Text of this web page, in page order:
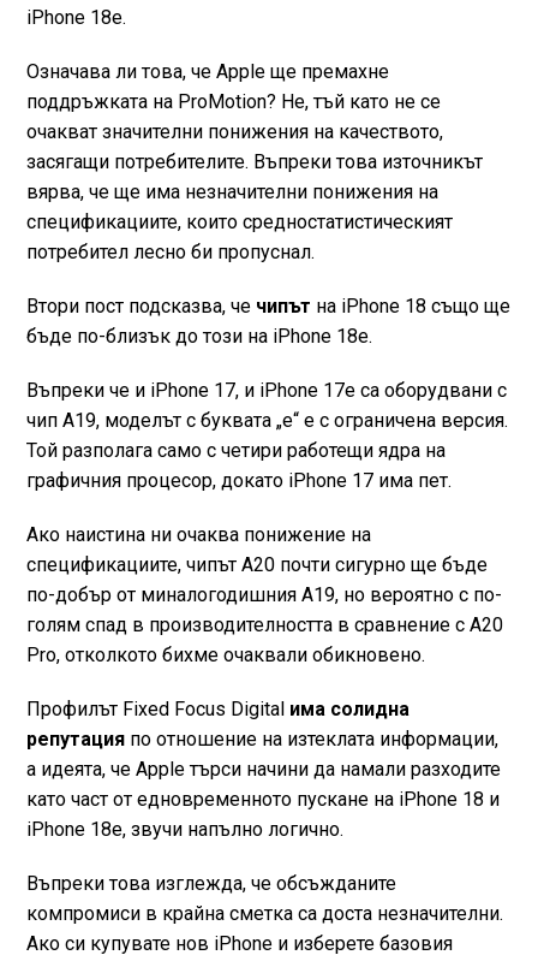
iPhone 18e.
Означава ли това, че Apple ще премахне
поддръжката на ProMotion? Не, тъй като не се
очакват значителни понижения на качеството,
засягащи потребителите. Въпреки това източникът
вярва, че ще има незначителни понижения на
спецификациите, които средностатистическият
потребител лесно би пропуснал.
Втори пост подсказва, че чипът на iPhone 18 също ще
бъде по-близък до този на iPhone 18e.
Въпреки че и iPhone 17, и iPhone 17e са оборудвани с
чип A19, моделът с буквата „e“ е с ограничена версия.
Той разполага само с четири работещи ядра на
графичния процесор, докато iPhone 17 има пет.
Ако наистина ни очаква понижение на
спецификациите, чипът A20 почти сигурно ще бъде
по-добър от миналогодишния A19, но вероятно с по-
голям спад в производителността в сравнение с A20
Pro, отколкото бихме очаквали обикновено.
Профилът Fixed Focus Digital има солидна
репутацияпо отношение на изтеклата информации,
а идеята, че Apple търси начини да намали разходите
като част от едновременното пускане на iPhone 18 и
iPhone 18e, звучи напълно логично.
Въпреки това изглежда, че обсъжданите
компромиси в крайна сметка са доста незначителни.
Ако си купувате нов iPhone и изберете базовия